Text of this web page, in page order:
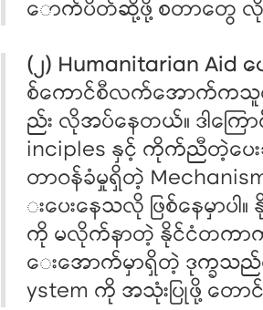
ောက်ပိတ်ဆို့ဖို့ စတာတွေ လိုအ
(၂) Humanitarian Aid ပ
စ်ကောင်စီလက်အောက်ကသူတင်
ည်း လိုအပ်နေတယ်။ ဒါကြ
inciples နှင့် ကိုက်ညီတဲ့ပေး
တာဝန်ခံမှုရှိတဲ့
းပေးနေသလို ဖြစ်နေမှာပ
ကို မလိုက်နာတဲ့ နိုင်ငံတကာက
ေးအောက်မှာရှိတဲ့ ဒုက္ခသ
ystem ကို အသုံးပြုဖို့ တောင်